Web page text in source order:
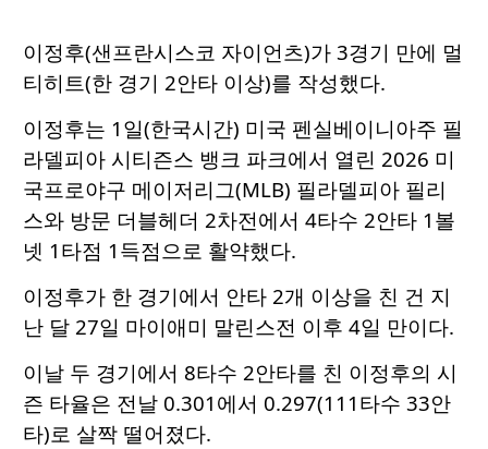
이정후(샌프란시스코 자이언츠)가 3경기 만에 멀
티히트(한 경기 2안타 이상)를 작성했다.
이정후는 1일(한국시간) 미국 펜실베이니아주 필
라델피아 시티즌스 뱅크 파크에서 열린 2026 미
국프로야구 메이저리그(MLB) 필라델피아 필리
스와 방문 더블헤더 2차전에서 4타수 2안타 1볼
넷 1타점 1득점으로 활약했다.
이정후가 한 경기에서 안타 2개 이상을 친 건 지
난 달 27일 마이애미 말린스전 이후 4일 만이다.
이날 두 경기에서 8타수 2안타를 친 이정후의 시
즌 타율은 전날 0.301에서 0.297(111타수 33안
타)로 살짝 떨어졌다.